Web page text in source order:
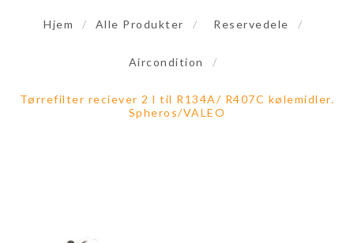
Hjem / Alle Produkter / Reservedele /
Aircondition /
Tørrefilter reciever 2 l til R134A/ R407C kølemidler.
Spheros/VALEO